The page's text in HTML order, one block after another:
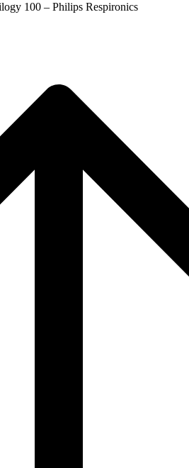
100 – Philips Respironics